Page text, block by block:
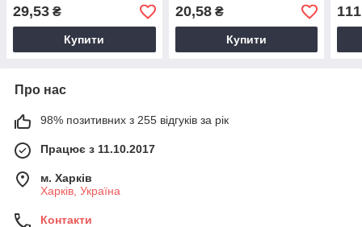
29,53 ₴
Купити
20,58₴
Купити
Про нас
98% позитивних з 255 відгуків за рік
Працює з 11.10.2017
м. Харків
Харків, Україна
Контакти